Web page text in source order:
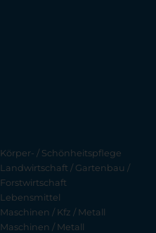
Körper- / Schönheitspflege
Landwirtschaft / Gartenbau /
Forstwirtschaft
Lebensmittel
Maschinen / Kfz / Metall
Maschinen / Metall